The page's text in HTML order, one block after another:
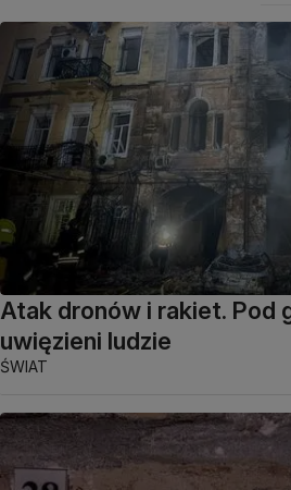
Atak dronów i rakiet. Pod
uwięzieni ludzie
ŚWIAT